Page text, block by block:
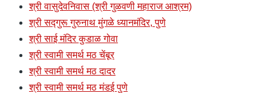
श्री वासुदेवनिवास (श्री गुळवणी महाराज आश्रम)
श्री सद्गुरू गुरुनाथ मुंगळे ध्यानमंदिर, पुणे
श्री साई मंदिर कुडाळ गोवा
श्री स्वामी समर्थ मठ चेंबूर
श्री स्वामी समर्थ मठ दादर
श्री स्वामी समर्थ मठ मंडई पुणे